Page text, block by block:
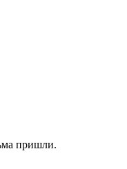
пришли.